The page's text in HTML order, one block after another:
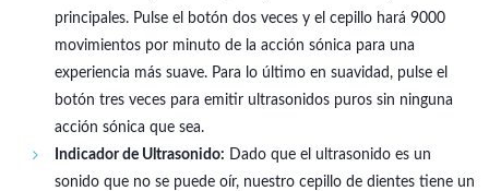
principales. Pulse el botón dos veces y el cepillo hará 9000
movimientos por minuto de la acción sónica para una
experiencia más suave. Para lo último en suavidad, pulse el
botón tres veces para emitir ultrasonidos puros sin ninguna
acción sónica que sea.
Indicador de Ultrasonido: Dado que el ultrasonido es un
sonido que no se puede oír, nuestro cepillo de dientes tiene un